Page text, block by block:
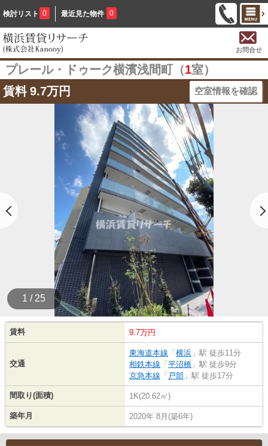
検討リスト 0 最近見た物件 0
お問合せ
プレール・ドゥーク横濱浅間町（1室）
賃料 9.7万円 空室情報を確認
1 / 25
賃料 9.7万円
交通
東海道本線 「 横浜 」駅 徒歩11分
相鉄本線 「 平沼橋 」駅 徒歩9分
京急本線 「 戸部 」駅 徒歩17分
間取り(面積) 1K(20.62㎡)
築年月 2020年 8月(築6年)